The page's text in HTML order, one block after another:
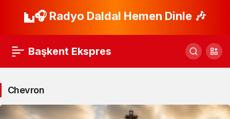
🎧 Radyo Daldal Hemen Dinle 🎶
Başkent Ekspres
Chevron